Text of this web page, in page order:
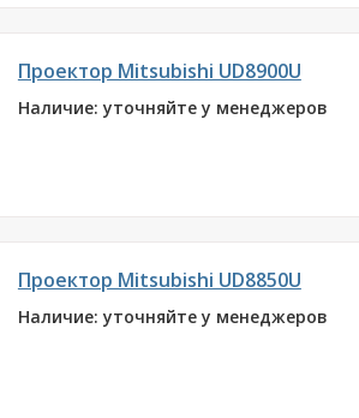
Проектор Mitsubishi UD8900U
Наличие: уточняйте у менеджеров
Проектор Mitsubishi UD8850U
Наличие: уточняйте у менеджеров